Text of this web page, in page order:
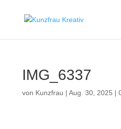
IMG_6337
von Kunzfrau | Aug. 30, 2025 |